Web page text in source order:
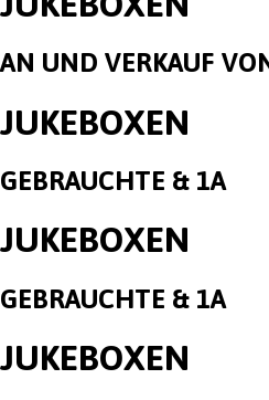
AN UND VERKAUF
JUKEBOXEN
GEBRAUCHTE & 1A
JUKEBOXEN
GEBRAUCHTE & 1A
JUKEBOXEN